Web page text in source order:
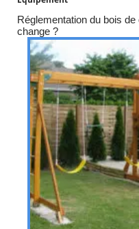
Réglementation du bois de
change ?